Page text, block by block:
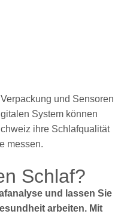
Schlaf?
und lassen Sie
arbeiten. Mit